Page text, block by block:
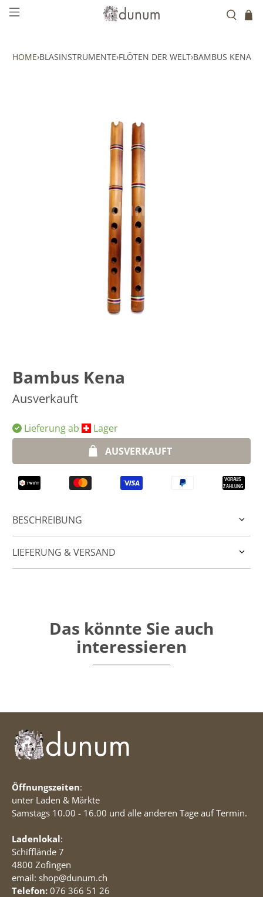
HOME›BLASINSTRUMENTE›FLÖTEN DER WELT›BAMBUS KENA
Bambus Kena
Ausverkauft
Lieferung ab
​Lager
AUSVERKAUFT
BESCHREIBUNG
LIEFERUNG & VERSAND
Das könnte Sie auch
interessieren
Öffnungszeiten:
unter Laden & Märkte
Samstags 10.00 - 16.00 und alle anderen Tage auf Termin.
Ladenlokal:
Schifflände 7
4800 Zofingen
email: shop@dunum.ch
Telefon: 076 366 51 26